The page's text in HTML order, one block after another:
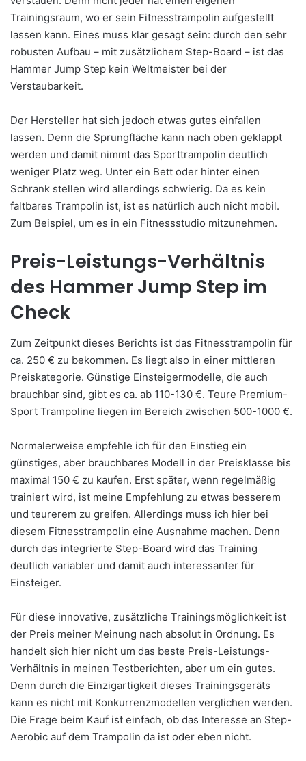
Trainingsraum, wo er sein Fitnesstrampolin aufgestellt
lassen kann. Eines muss klar gesagt sein: durch den sehr
robusten Aufbau – mit zusätzlichem Step-Board – ist das
Hammer Jump Step kein Weltmeister bei der
Verstaubarkeit.
Der Hersteller hat sich jedoch etwas gutes einfallen
lassen. Denn die Sprungfläche kann nach oben geklappt
werden und damit nimmt das Sporttrampolin deutlich
weniger Platz weg. Unter ein Bett oder hinter einen
Schrank stellen wird allerdings schwierig. Da es kein
faltbares Trampolin ist, ist es natürlich auch nicht mobil.
Zum Beispiel, um es in ein Fitnessstudio mitzunehmen.
Preis-Leistungs-Verhältnis
des Hammer Jump Step im
Check
Zum Zeitpunkt dieses Berichts ist das Fitnesstrampolin für
ca. 250 € zu bekommen. Es liegt also in einer mittleren
Preiskategorie. Günstige Einsteigermodelle, die auch
brauchbar sind, gibt es ca. ab 110-130 €. Teure Premium-
Sport Trampoline liegen im Bereich zwischen 500-1000 €.
Normalerweise empfehle ich für den Einstieg ein
günstiges, aber brauchbares Modell in der Preisklasse bis
maximal 150 € zu kaufen. Erst später, wenn regelmäßig
trainiert wird, ist meine Empfehlung zu etwas besserem
und teurerem zu greifen. Allerdings muss ich hier bei
diesem Fitnesstrampolin eine Ausnahme machen. Denn
durch das integrierte Step-Board wird das Training
deutlich variabler und damit auch interessanter für
Einsteiger.
Für diese innovative, zusätzliche Trainingsmöglichkeit ist
der Preis meiner Meinung nach absolut in Ordnung. Es
handelt sich hier nicht um das beste Preis-Leistungs-
Verhältnis in meinen Testberichten, aber um ein gutes.
Denn durch die Einzigartigkeit dieses Trainingsgeräts
kann es nicht mit Konkurrenzmodellen verglichen werden.
Die Frage beim Kauf ist einfach, ob das Interesse an Step-
Aerobic auf dem Trampolin da ist oder eben nicht.